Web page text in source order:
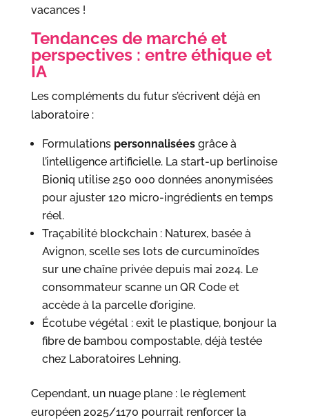
vacances !
Tendances de marché et
perspectives : entre éthique et
IA
Les compléments du futur s’écrivent déjà en
laboratoire :
Formulations personnaliséesgrâce à
l’intelligence artificielle. La start-up berlinoise
Bioniq utilise 250 000 données anonymisées
pour ajuster 120 micro-ingrédients en temps
réel.
Traçabilité blockchain : Naturex, basée à
Avignon, scelle ses lots de curcuminoïdes
sur une chaîne privée depuis mai 2024. Le
consommateur scanne un QR Code et
accède à la parcelle d’origine.
Écotube végétal : exit le plastique, bonjour la
fibre de bambou compostable, déjà testée
chez Laboratoires Lehning.
Cependant, un nuage plane : le règlement
européen 2025/1170 pourrait renforcer la